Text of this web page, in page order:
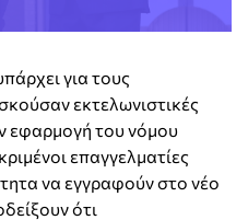
για τους
εκτελωνιστικές
εφαρμογή του νόμου
επαγγελματίες
να εγγραφούν στο νέο
ότι